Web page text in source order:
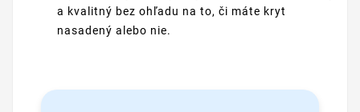
a kvalitný bez ohľadu na to, či máte kryt
nasadený alebo nie.